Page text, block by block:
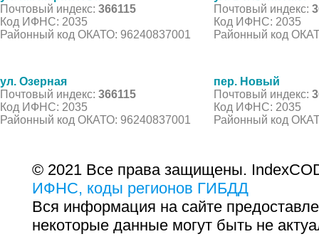
Почтовый индекс: 366115
Код ИФНС: 2035
Районный код ОКАТО: 96240837001
Почтовый индекс:
Код ИФНС: 2035
Районный код
ул. Озерная
Почтовый индекс: 366115
Код ИФНС: 2035
Районный код ОКАТО: 96240837001
пер. Новый
Почтовый индекс:
Код ИФНС: 2035
Районный код
© 2021 Все права защищены.
ИФНС, коды регионов ГИБДД
Вся информация на сайте
некоторые данные могут быть не